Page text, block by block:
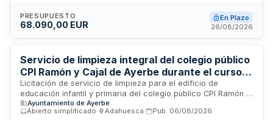
su clasificación, transporte y disposición final conforme a la
normativa ambiental y sanitaria aplicable. Se trata de un
desechos sanitarios y de laboratorio, minimizando riesgos
ambientales y cumpliendo con la legislación de protección
medioambiental vigente.
PRESUPUESTO
68.090,00 EUR
En Plazo
26/08/2026
Servicio de limpieza integral del colegio público
CPI Ramón y Cajal de Ayerbe durante el curso
escolar 2026-2027
Licitación de servicio de limpieza para el edificio de
educación infantil y primaria del colegio público CPI Ramón y
Cajal ubicado en Ayerbe. El contrato incluye labores diarias
de barrido, fregado, desempolvado, limpieza de servicios e
Ayuntamiento de Ayerbe
Abierto simplificado
Adahuesca Pub. 06/08/2026